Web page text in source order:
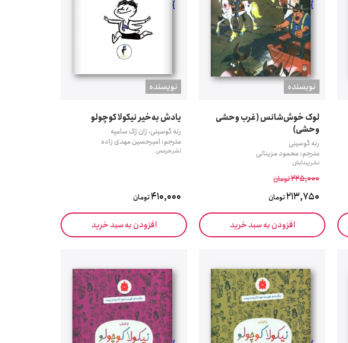
نويسنده
}
لوک خوش‌شانس (غرب وحشی
وحشی)
رنه گوسینی
مترجم: محمود مزینانی
نشر پیدایش
225,000تومان
213,750تومان
افزودن به سبد خرید
نويسنده
}
یادش به‌خیر نیکولا کوچولو
رنه گوسینی، ژان ژک سامپه
مترجم: امیرحسین مهدی زاده
نشر هرمس
410,000تومان
افزودن به سبد خرید